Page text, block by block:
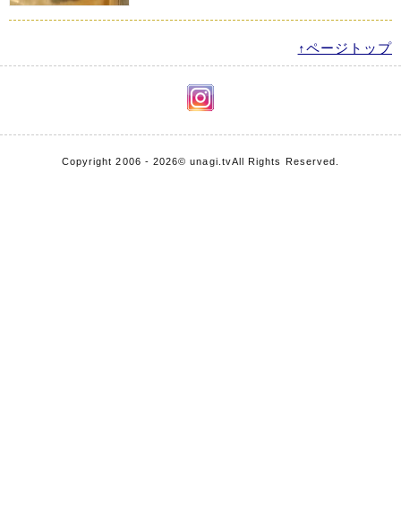
↑ページトップ
Copyright 2006 - 2026© unagi.tvAll Rights Reserved.